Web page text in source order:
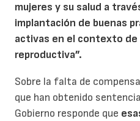
mujeres y su salud a
implantación de buenas
activas en el contexto de
reproductiva”.
Sobre la falta de
que han obtenido
Gobierno responde que